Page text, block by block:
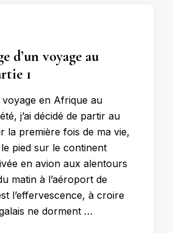
d’un voyage au
1
en Afrique au
j’ai décidé de partir au
la première fois de ma vie,
le pied sur le continent
en avion aux alentours
matin à l’aéroport de
l’effervescence, à croire
ne dorment …